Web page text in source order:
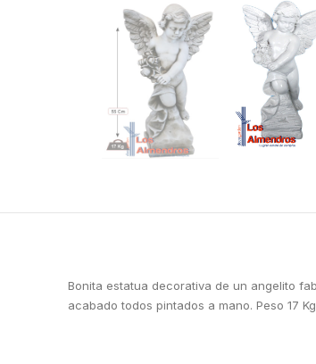
Bonita estatua decorativa de un angelito
acabado todos pintados a mano. Peso 17